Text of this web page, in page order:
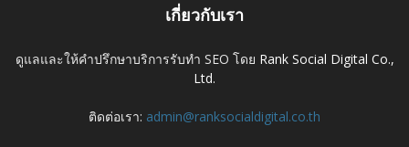
เกี่ยวกับเรา
ดูแลและให้คำปรึกษาบริการรับทำ SEO โดย Rank Social Digital Co.,
Ltd.
ติดต่อเรา: admin@ranksocialdigital.co.th